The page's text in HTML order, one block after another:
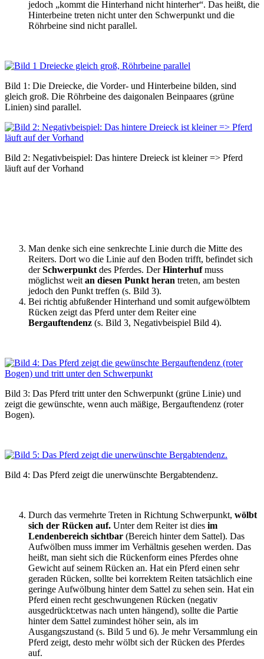
jedoch „kommt die Hinterhand nicht hinterher“. Das heißt, die
Hinterbeine treten nicht unter den Schwerpunkt und die
Röhrbeine sind nicht parallel.
Bild 1: Die Dreiecke, die Vorder- und Hinterbeine bilden, sind
gleich groß. Die Röhrbeine des daigonalen Beinpaares (grüne
Linien) sind parallel.
Bild 2: Negativbeispiel: Das hintere Dreieck ist kleiner => Pferd
läuft auf der Vorhand
Man denke sich eine senkrechte Linie durch die Mitte des
Reiters. Dort wo die Linie auf den Boden trifft, befindet sich
derSchwerpunkt des Pferdes. DerHinterhufmuss
möglichst weit an diesen Punkt heran treten, am besten
jedoch den Punkt treffen (s. Bild 3).
Bei richtig abfußender Hinterhand und somit aufgewölbtem
Rücken zeigt das Pferd unter dem Reiter eine
Bergauftendenz (s. Bild 3, Negativbeispiel Bild 4).
Bild 3: Das Pferd tritt unter den Schwerpunkt (grüne Linie) und
zeigt die gewünschte, wenn auch mäßige, Bergauftendenz (roter
Bogen).
Bild 4: Das Pferd zeigt die unerwünschte Bergabtendenz.
Durch das vermehrte Treten in Richtung Schwerpunkt, wölbt
sich der Rücken auf. Unter dem Reiter ist dies im
Lendenbereich sichtbar (Bereich hinter dem Sattel). Das
Aufwölben muss immer im Verhältnis gesehen werden. Das
heißt, man sieht sich die Rückenform eines Pferdes ohne
Gewicht auf seinem Rücken an. Hat ein Pferd einen sehr
geraden Rücken, sollte bei korrektem Reiten tatsächlich eine
geringe Aufwölbung hinter dem Sattel zu sehen sein. Hat ein
Pferd einen recht geschwungenen Rücken (negativ
ausgedrückt:etwas nach unten hängend), sollte die Partie
hinter dem Sattel zumindest höher sein, als im
Ausgangszustand (s. Bild 5 und 6). Je mehr Versammlung ein
Pferd zeigt, desto mehr wölbt sich der Rücken des Pferdes
auf.